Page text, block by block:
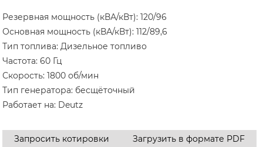
Резервная мощность (кВА/кВт): 120/96
Основная мощность (кВА/кВт): 112/89,6
Тип топлива: Дизельное топливо
Частота: 60 ​​Гц
Скорость: 1800 об/мин
Тип генератора: бесщёточный
Работает на: Deutz
Запросить котировки Загрузить в формате PDF